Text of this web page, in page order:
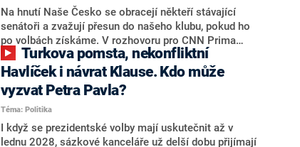
úmorná práce upozorňovat na chyby vlády. Ministři s
námi navíc nechodí do debat. Chceme ale ukazovat
svoje témata,“ odpověděl Grolich na dotaz CNN Prima
NEWS.
Na hnutí Naše Česko se obracejí někteří stávající
senátoři a zvažují přesun do našeho klubu, pokud ho
po volbách získáme. V rozhovoru pro CNN Prima
NEWS to řekl zakladatel hnutí a jihočeský hejtman
Martin Kuba. Konkrétní nebyl, ale získat by takto mohl
například senátora Zdeňka Hrabu, který je dnes
součástí klubu ODS a TOP 09. Hraba to na dotaz
redakce nevyloučil. Předseda klubu senátorů ODS
Zdeněk Nytra redakci řekl, že počítá s odchodem
některých senátorů z klubu a že Naše Česko není
Havlíček i návrat Klause. Kdo může
vyzvat Petra Pavla?
Téma: Politika
I když se prezidentské volby mají uskutečnit až v
lednu 2028, sázkové kanceláře už delší dobu přijímají